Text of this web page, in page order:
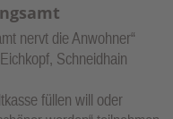
nervt die Anwohner“
Schneidhain
füllen will oder